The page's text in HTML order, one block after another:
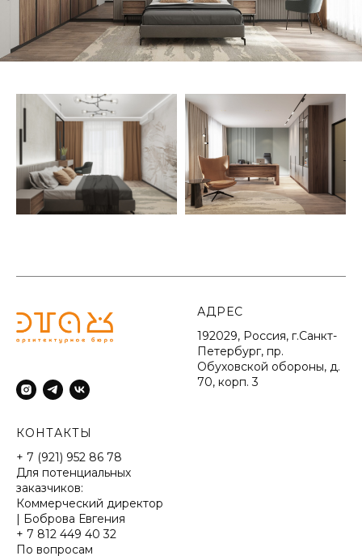
АДРЕС
192029, Россия, г.Санкт-
Петербург, пр.
Обуховской обороны, д.
70, корп. 3
КОНТАКТЫ
+ 7 (921) 952 86 78
Для потенциальных
заказчиков:
Коммерческий директор
| Боброва Евгения
+ 7 812 449 40 32
По вопросам